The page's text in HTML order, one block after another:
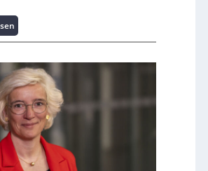
s
p
i
z
e
n
m
a
n
a
g
:
I
t
e
l
l
i
g
e
n